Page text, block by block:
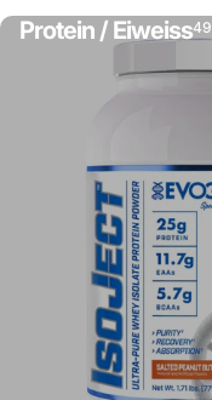
Protein / Eiweiss49